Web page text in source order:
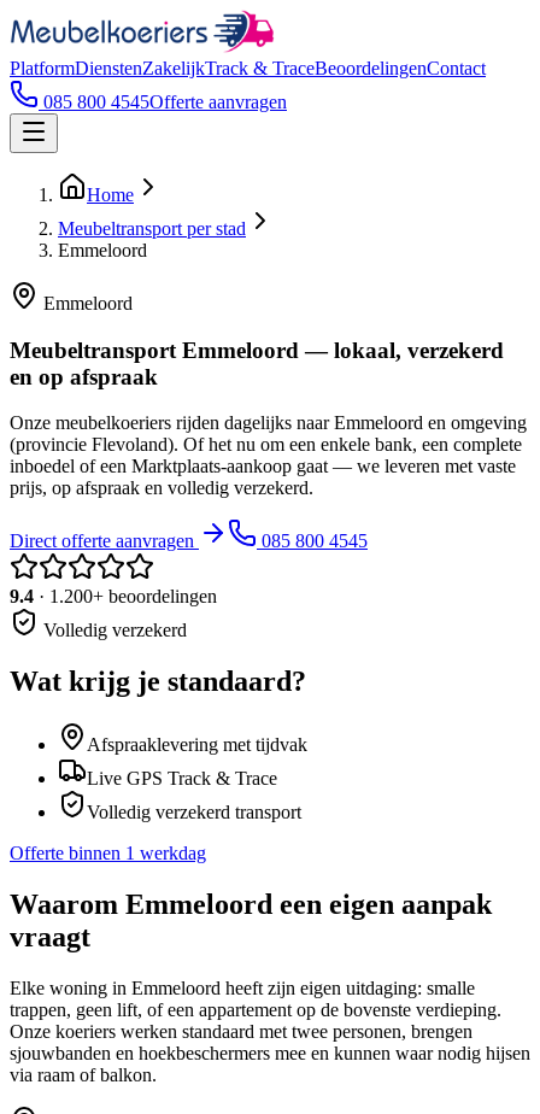
PlatformDienstenZakelijkTrack & TraceBeoordelingenContact
085 800 4545Offerte aanvragen
Home
Meubeltransport per stad
Emmeloord
Emmeloord
Meubeltransport Emmeloord — lokaal, verzekerd
en op afspraak
Onze meubelkoeriers rijden dagelijks naar Emmeloord en omgeving
(provincie Flevoland). Of het nu om een enkele bank, een complete
inboedel of een Marktplaats-aankoop gaat — we leveren met vaste
prijs, op afspraak en volledig verzekerd.
Direct offerte aanvragen 085 800 4545
9.4 · 1.200+ beoordelingen
Volledig verzekerd
Wat krijg je standaard?
Afspraaklevering met tijdvak
Live GPS Track & Trace
Volledig verzekerd transport
Offerte binnen 1 werkdag
Waarom Emmeloord een eigen aanpak
vraagt
Elke woning in Emmeloord heeft zijn eigen uitdaging: smalle
trappen, geen lift, of een appartement op de bovenste verdieping.
Onze koeriers werken standaard met twee personen, brengen
sjouwbanden en hoekbeschermers mee en kunnen waar nodig hijsen
via raam of balkon.